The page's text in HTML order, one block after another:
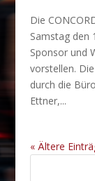
Die
Samstag den
Sponsor und
vorstellen. Die
durch die
Ettner,...
« Ältere